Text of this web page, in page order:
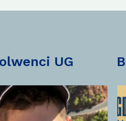
UG